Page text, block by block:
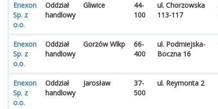
Enexon
Sp. z
o.o.
Oddział
handlowy
Gliwice
44-
100
ul. Chorzowska
113-117
Enexon
Sp. z
o.o.
Oddział
handlowy
Gorzów Wlkp
66-
400
ul. Podmiejska-
Boczna 16
Enexon
Sp. z
o.o.
Oddział
handlowy
Jarosław
37-
500
ul. Reymonta 2